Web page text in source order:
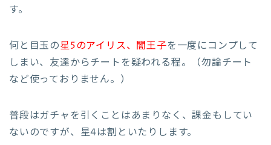
す。
何と目玉の星5のアイリス、闇王子を一度にコンプして
しまい、友達からチートを疑われる程。（勿論チート
など使っておりません。）
普段はガチャを引くことはあまりなく、課金もしてい
ないのですが、星4は割といたりします。